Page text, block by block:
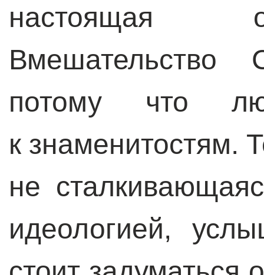
настоящая
потому что
к знаменитостям.
не
идеологией,